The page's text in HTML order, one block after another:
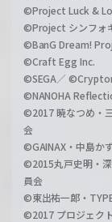
©Project Luck &
©Project シンフォ
©BanG Dream!
©Craft Egg Inc.
©SEGA／
©NANOHA
©2017 暁なつめ・
会
©GAINAX・中島か
©2015丸戸史明・
員会
©東出祐一郎・
©2017 プロジェク